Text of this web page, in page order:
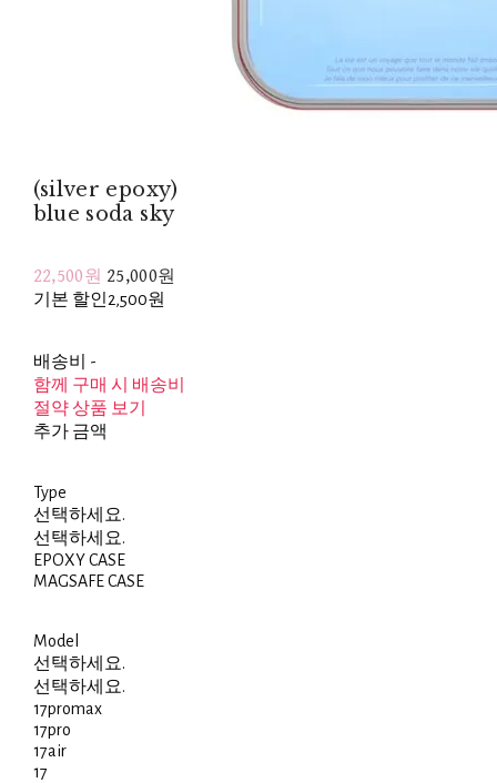
(silver epoxy)
blue soda sky
22,500원 25,000원
기본 할인 2,500원
배송비 -
함께 구매 시 배송비
절약 상품 보기
추가 금액
Type
선택하세요.
선택하세요.
EPOXY CASE
MAGSAFE CASE
Model
선택하세요.
선택하세요.
17promax
17pro
17air
17